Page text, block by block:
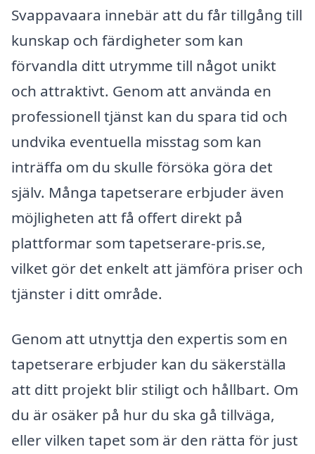
Svappavaara innebär att du får tillgång till
kunskap och färdigheter som kan
förvandla ditt utrymme till något unikt
och attraktivt. Genom att använda en
professionell tjänst kan du spara tid och
undvika eventuella misstag som kan
inträffa om du skulle försöka göra det
själv. Många tapetserare erbjuder även
möjligheten att få offert direkt på
plattformar som tapetserare-pris.se,
vilket gör det enkelt att jämföra priser och
tjänster i ditt område.
Genom att utnyttja den expertis som en
tapetserare erbjuder kan du säkerställa
att ditt projekt blir stiligt och hållbart. Om
du är osäker på hur du ska gå tillväga,
eller vilken tapet som är den rätta för just